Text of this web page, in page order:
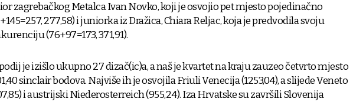
zagrebačkog Metalca Ivan Novko, koji je osvojio pet mjesto pojedinačno
277,58) i juniorka iz Dražica, Chiara Reljac, koja je predvodila svoju
(76+97=173, 371,91).
je izišlo ukupno 27 dizač(ic)a, a naš je kvartet na kraju zauzeo četvrto mjesto
sinclair bodova. Najviše ih je osvojila Friuli Venecija (1253,04), a slijede Veneto
i austrijski Niederosterreich (955,24). Iza Hrvatske su završili Slovenija